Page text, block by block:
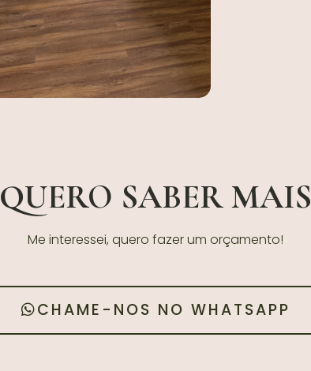
QUERO SABER MAIS
Me interessei, quero fazer um orçamento!
CHAME-NOS NO WHATSAPP